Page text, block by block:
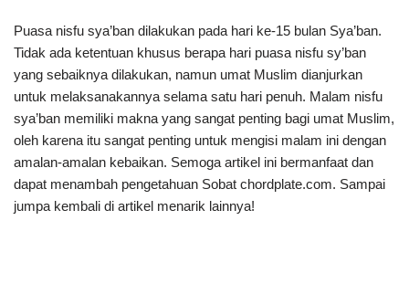
Puasa nisfu sya’ban dilakukan pada hari ke-15 bulan Sya’ban.
Tidak ada ketentuan khusus berapa hari puasa nisfu sy’ban
yang sebaiknya dilakukan, namun umat Muslim dianjurkan
untuk melaksanakannya selama satu hari penuh. Malam nisfu
sya’ban memiliki makna yang sangat penting bagi umat Muslim,
oleh karena itu sangat penting untuk mengisi malam ini dengan
amalan-amalan kebaikan. Semoga artikel ini bermanfaat dan
dapat menambah pengetahuan Sobat chordplate.com. Sampai
jumpa kembali di artikel menarik lainnya!